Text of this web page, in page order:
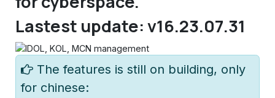
Lastest update: v16.23.07.31
The features is still on building, only
for chinese: